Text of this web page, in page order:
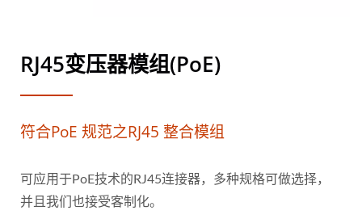
RJ45变压器模组(PoE)
符合PoE 规范之RJ45 整合模组
可应用于PoE技术的RJ45连接器，多种规格可做选择，
并且我们也接受客制化。